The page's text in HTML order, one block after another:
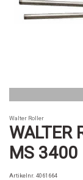
Walter Roller
WALTER
MS 3400
Artikelnr. 4061664